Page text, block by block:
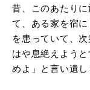
昔、このあたり
て、ある家を宿
を患っていて、
はや息絶えよう
めよ」と言い遺し